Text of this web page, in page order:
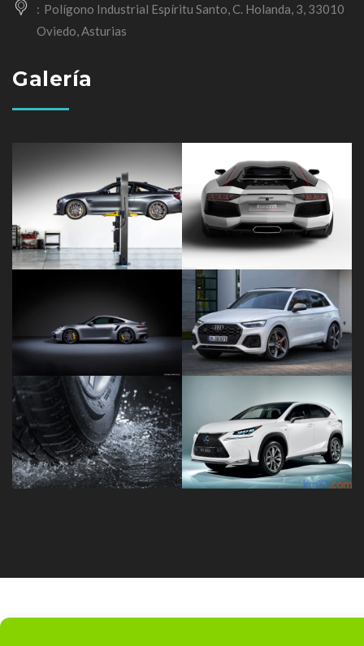
Polígono Industrial Espíritu Santo, C. Holanda, 3, 33010
Oviedo, Asturias
Galería